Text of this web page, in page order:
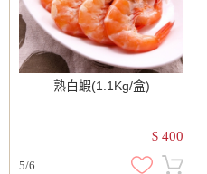
熟白蝦(1.1Kg/盒)
$ 400
5/6